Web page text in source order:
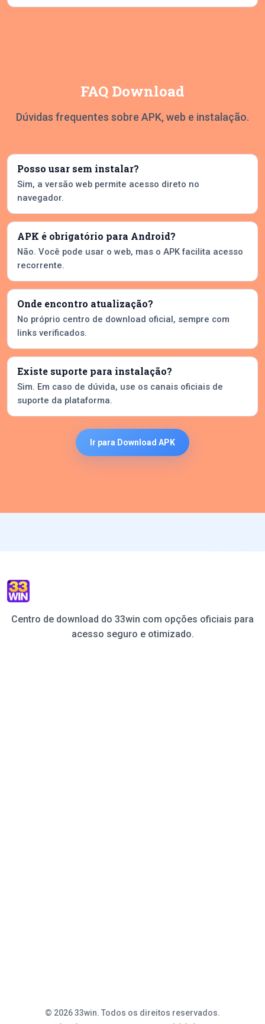
FAQ Download
Dúvidas frequentes sobre APK, web e instalação.
Posso usar sem instalar?
Sim, a versão web permite acesso direto no
navegador.
APK é obrigatório para Android?
Não. Você pode usar o web, mas o APK facilita acesso
recorrente.
Onde encontro atualização?
No próprio centro de download oficial, sempre com
links verificados.
Existe suporte para instalação?
Sim. Em caso de dúvida, use os canais oficiais de
suporte da plataforma.
Ir para Download APK
Centro de download do 33win com opções oficiais para
acesso seguro e otimizado.
© 2026 33win. Todos os direitos reservados.